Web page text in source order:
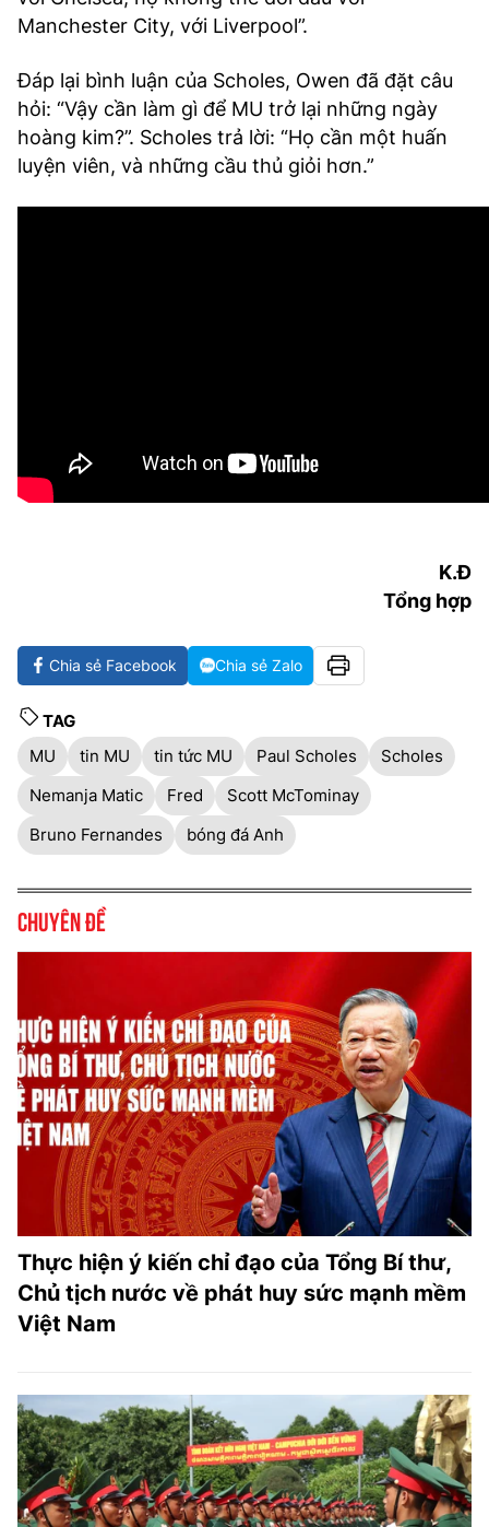
Manchester City, với Liverpool”.
Đáp lại bình luận của Scholes, Owen đã đặt câu
hỏi: “Vậy cần làm gì để MU trở lại những ngày
hoàng kim?”. Scholes trả lời: “Họ cần một huấn
luyện viên, và những cầu thủ giỏi hơn.”
K.Đ
Tổng hợp
Chia sẻ Facebook Chia sẻ Zalo
TAG
MU
tin MU tin tức MU Paul Scholes
Scholes
Nemanja Matic
Fred
Scott McTominay
Bruno Fernandes
bóng đá Anh
Chuyên đề
Thực hiện ý kiến chỉ đạo của Tổng Bí thư,
Chủ tịch nước về phát huy sức mạnh mềm
Việt Nam